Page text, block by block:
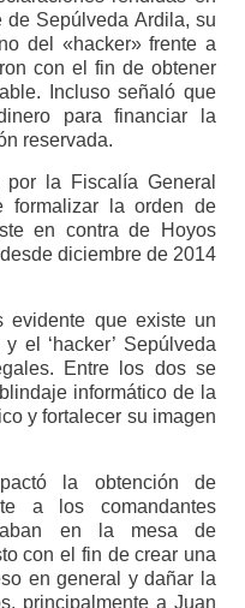
Sepúlveda Ardila, su
del «hacker» frente a
con el fin de obtener
Incluso señaló que
para financiar la
reservada.
la Fiscalía General
la orden de
en contra de Hoyos
diciembre de 2014
evidente que existe un
el ‘hacker’ Sepúlveda
Entre los dos se
informático de la
y fortalecer su imagen
la obtención de
a los comandantes
en la mesa de
con el fin de crear una
en general y dañar la
principalmente a Juan